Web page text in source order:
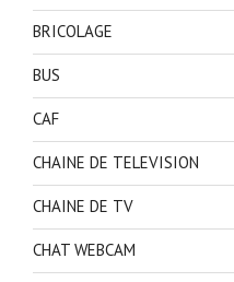
BRICOLAGE
BUS
CAF
CHAINE DE TELEVISION
CHAINE DE TV
CHAT WEBCAM